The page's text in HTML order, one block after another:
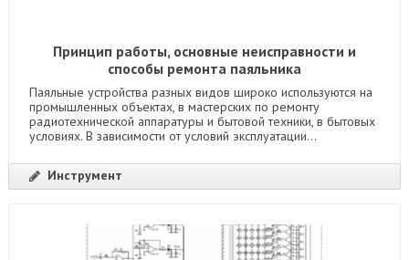
Принцип работы, основные неисправности и
способы ремонта паяльника
Паяльные устройства разных видов широко используются на
промышленных объектах, в мастерских по ремонту
радиотехнической аппаратуры и бытовой техники, в бытовых
условиях. В зависимости от условий эксплуатации...
Инструмент